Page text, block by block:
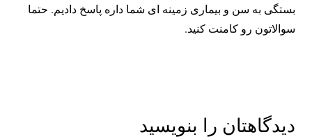
بستگی به سن و بیماری زمینه ای شما داره پاسخ دادیم. حتما
سوالاتون رو کامنت کنید.
دیدگاهتان را بنویسید